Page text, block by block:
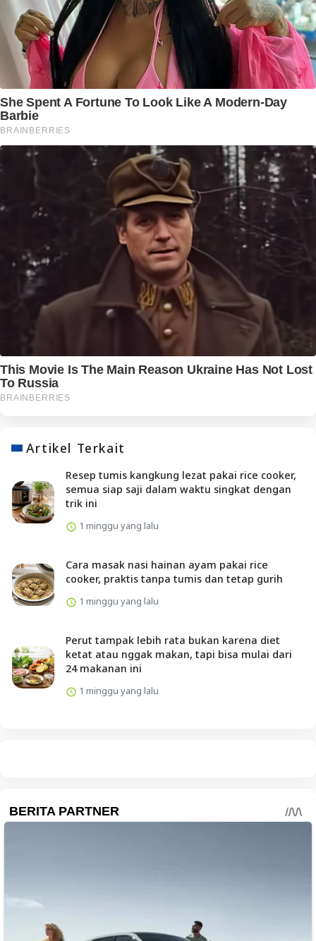
Artikel Terkait
Resep tumis kangkung lezat pakai rice cooker,
semua siap saji dalam waktu singkat dengan
trik ini
1 minggu yang lalu
Cara masak nasi hainan ayam pakai rice
cooker, praktis tanpa tumis dan tetap gurih
1 minggu yang lalu
Perut tampak lebih rata bukan karena diet
ketat atau nggak makan, tapi bisa mulai dari
24 makanan ini
1 minggu yang lalu